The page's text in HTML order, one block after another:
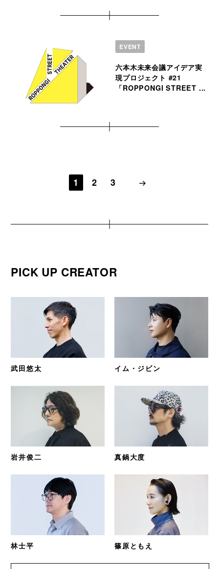
EVENT
六本木未来会議アイデア実
現プロジェクト #21
「ROPPONGI STREET ...
1 2 3
PICK UP CREATOR
武田悠太 イム・ジビン
岩井俊二 真鍋大度
林士平 篠原ともえ